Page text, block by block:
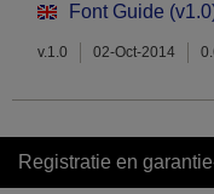
Font Guide
v.1.0 02-Oct-2014
Registratie en